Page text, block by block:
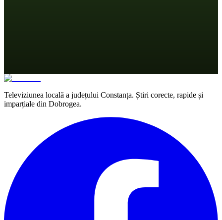
Televiziunea locală a județului Constanța. Știri corecte, rapide și
imparțiale din Dobrogea.